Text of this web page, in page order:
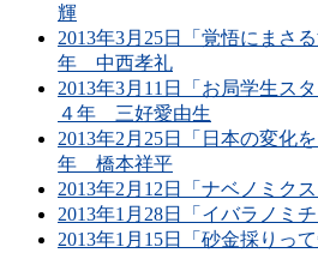
輝
2013年3月25日「覚悟にまさ
年 中西孝礼
2013年3月11日「お局学生ス
４年 三好愛由生
2013年2月25日「日本の変化
年 橋本祥平
2013年2月12日「ナベノミク
2013年1月28日「イバラノミ
2013年1月15日「砂金採りっ